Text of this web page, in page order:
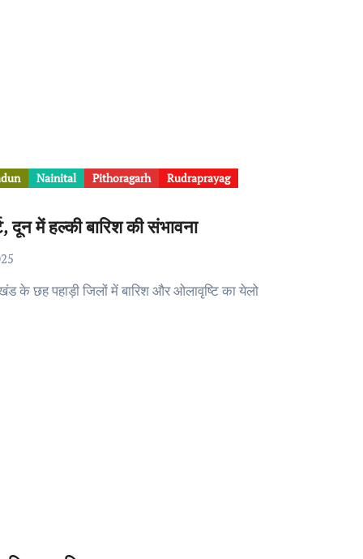
Nainital Pithoragarh Rudraprayag
में हल्की बारिश की संभावना